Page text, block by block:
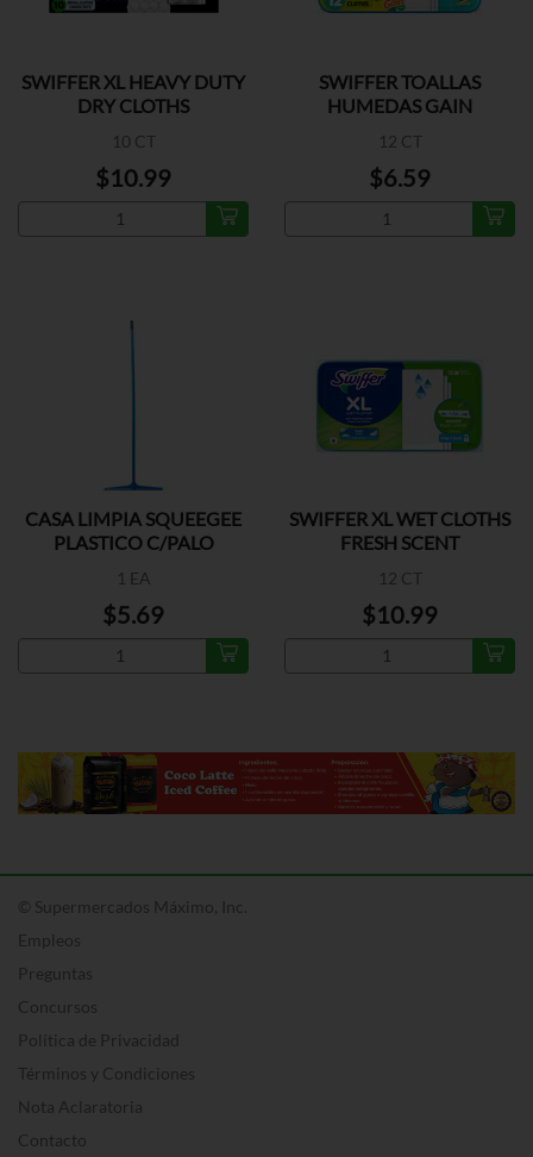
SWIFFER XL HEAVY DUTY
DRY CLOTHS
10 CT
$10.99
SWIFFER TOALLAS
HUMEDAS GAIN
12 CT
$6.59
CASA LIMPIA SQUEEGEE
PLASTICO C/PALO
1 EA
$5.69
SWIFFER XL WET CLOTHS
FRESH SCENT
12 CT
$10.99
© Supermercados Máximo, Inc.
Empleos
Preguntas
Concursos
Política de Privacidad
Términos y Condiciones
Nota Aclaratoria
Contacto